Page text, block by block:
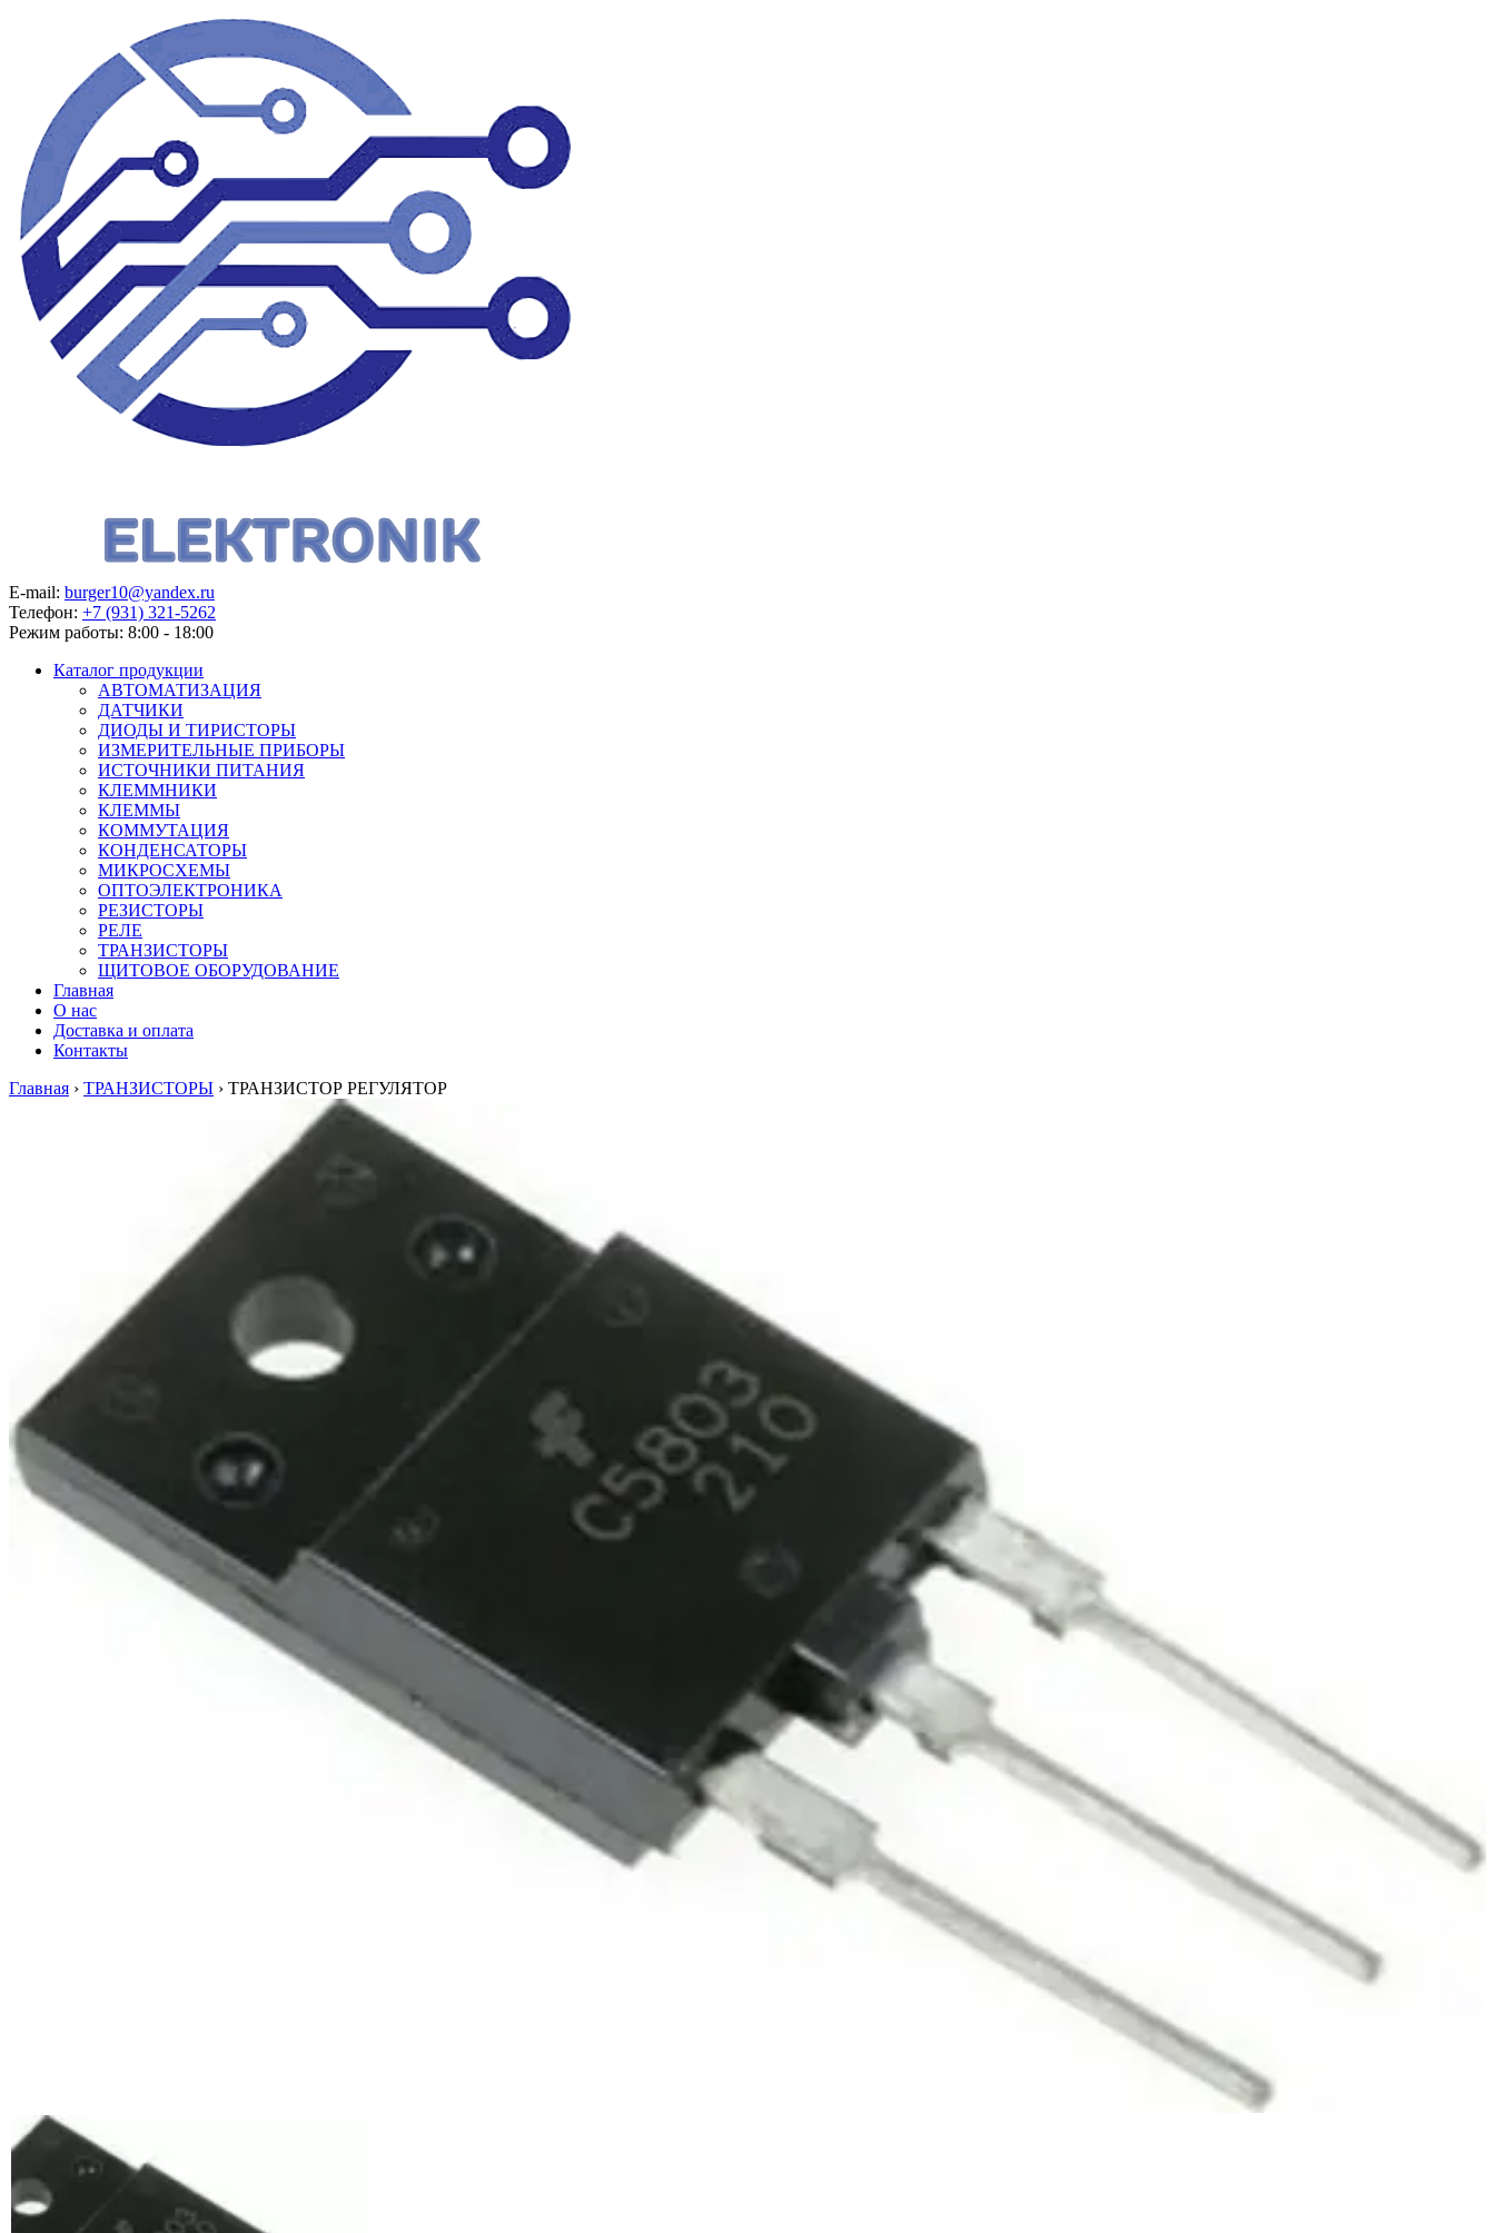
E-mail: burger10@yandex.ru
Телефон: +7 (931) 321-5262
Режим работы: 8:00 - 18:00
Каталог продукции
АВТОМАТИЗАЦИЯ
ДАТЧИКИ
ДИОДЫ И ТИРИСТОРЫ
ИЗМЕРИТЕЛЬНЫЕ ПРИБОРЫ
ИСТОЧНИКИ ПИТАНИЯ
КЛЕММНИКИ
КЛЕММЫ
КОММУТАЦИЯ
КОНДЕНСАТОРЫ
МИКРОСХЕМЫ
ОПТОЭЛЕКТРОНИКА
РЕЗИСТОРЫ
РЕЛЕ
ТРАНЗИСТОРЫ
ЩИТОВОЕ ОБОРУДОВАНИЕ
Главная
О нас
Доставка и оплата
Контакты
Главная › ТРАНЗИСТОРЫ › ТРАНЗИСТОР РЕГУЛЯТОР